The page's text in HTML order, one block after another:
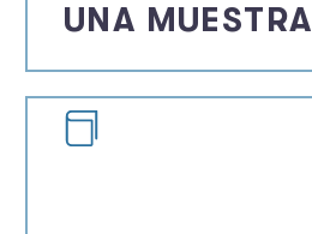
UNA MUESTRA